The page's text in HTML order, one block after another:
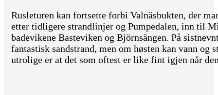
Rusleturen kan fortsette forbi Valnäsbukten, der
etter tidligere strandlinjer og Pumpedalen, inn til
badevikene Basteviken og Björnsängen. På
fantastisk sandstrand, men om høsten kan vann og
utrolige er at det som oftest er like fint igjen når